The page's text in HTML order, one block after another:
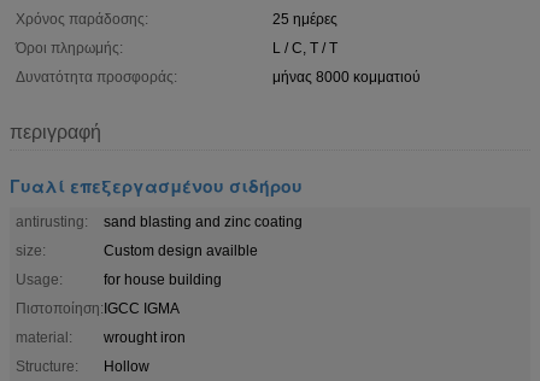
Χρόνος παράδοσης:
25 ημέρες
Όροι πληρωμής:
L / C, T / T
Δυνατότητα προσφοράς:
μήνας 8000 κομματιού
περιγραφή
Γυαλί επεξεργασμένου σιδήρου
antirusting:
sand blasting and zinc coating
size:
Custom design availble
Usage:
for house building
Πιστοποίηση:IGCC IGMA
material:
wrought iron
Structure:
Hollow